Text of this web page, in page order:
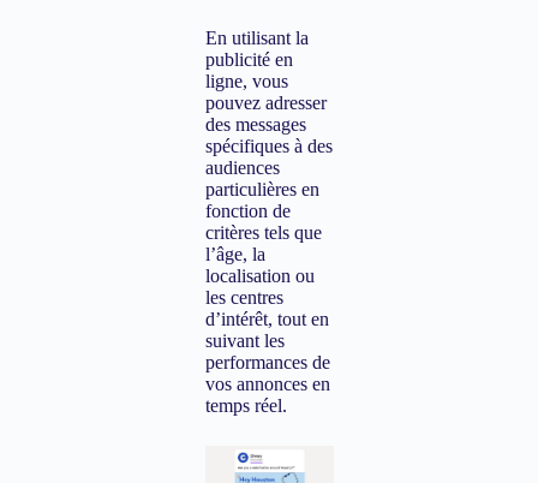
En utilisant la
publicité en
ligne, vous
pouvez adresser
des messages
spécifiques à des
audiences
particulières en
fonction de
critères tels que
l’âge, la
localisation ou
les centres
d’intérêt, tout en
suivant les
performances de
vos annonces en
temps réel.